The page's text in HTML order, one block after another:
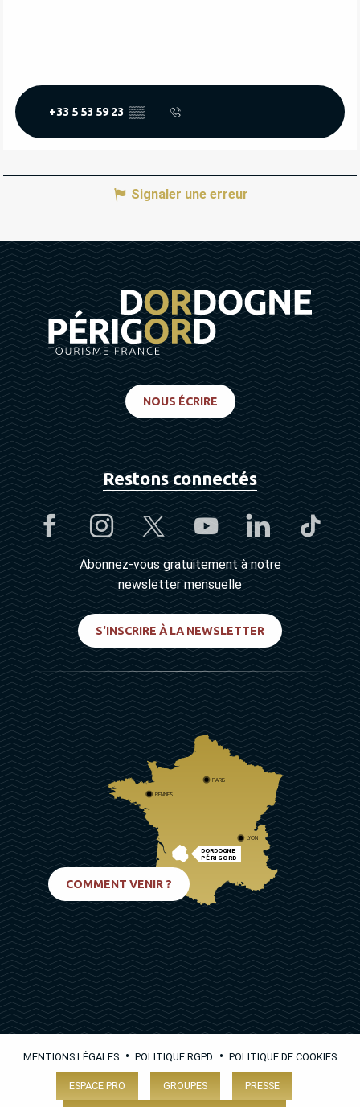
+33 5 53 59 23 ▒▒
Signaler une erreur
NOUS ÉCRIRE
Restons connectés
Abonnez-vous gratuitement à notre
newsletter mensuelle
S'INSCRIRE À LA NEWSLETTER
DORDOGNE
PÉRIGORD
PARIS
RENNES
LYON
COMMENT VENIR ?
MENTIONS LÉGALES • POLITIQUE RGPD • POLITIQUE DE COOKIES
ESPACE PRO GROUPES PRESSE